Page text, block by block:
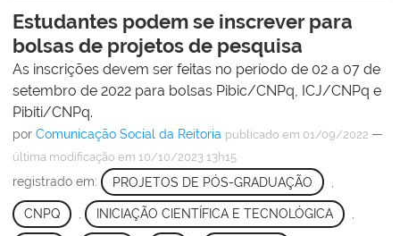
Estudantes podem se inscrever para
bolsas de projetos de pesquisa
As inscrições devem ser feitas no período de 02 a 07 de
setembro de 2022 para bolsas Pibic/CNPq, ICJ/CNPq e
Pibiti/CNPq.
por Comunicação Social da Reitoria publicado em 01/09/2022 —
última modificação em 10/10/2023 13h15
registrado em: PROJETOS DE PÓS-GRADUAÇÃO
CNPQ , INICIAÇÃO CIENTÍFICA E TECNOLÓGICA ,